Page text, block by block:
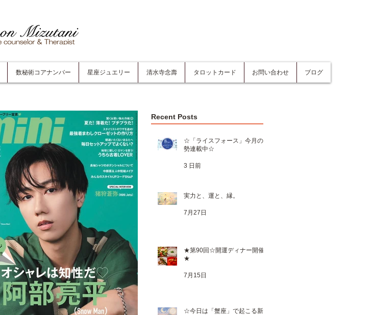
数秘術コアナンバー 星座ジュエリー 清水寺念壽 タロットカード お問い合わせ ブログ
Recent Posts
☆「ライスフォース」今月の運
勢連載中☆
3 日前
実力と、運と、縁。
7月27日
★第90回☆開運ディナー開催
★
7月15日
☆今日は「蟹座」で起こる新月